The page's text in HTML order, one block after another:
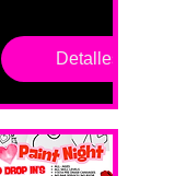
Detalles